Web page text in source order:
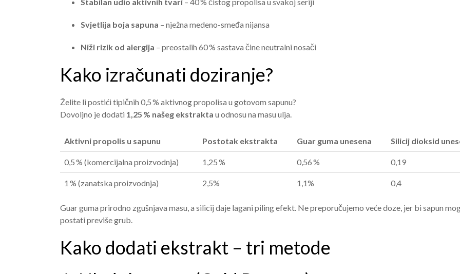
Svjetlija boja sapuna – nježna medeno-smeđa nijansa
Niži rizik od alergija – preostalih 60 % sastava čine neutralni nosači
Kako izračunati doziranje?
Želite li postići tipičnih 0,5 % aktivnog propolisa u gotovom sapunu?
Dovoljno je dodati 1,25 % našeg ekstrakta u odnosu na masu ulja.
Aktivni propolis u sapunu Postotak ekstrakta Guar guma unesena Silicij dioksid
0,5 % (komercijalna proizvodnja) 1,25 % 0,56 % 0,19
1 % (zanatska proizvodnja) 2,5% 1,1% 0,4
Guar guma prirodno zgušnjava masu, a silicij daje lagani piling efekt. Ne preporučujemo veće doze, jer bi sapun
postati previše grub.
Kako dodati ekstrakt – tri metode